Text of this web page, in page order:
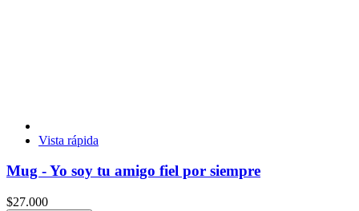
Vista rápida
Mug - Yo soy tu amigo fiel por siempre
$27.000